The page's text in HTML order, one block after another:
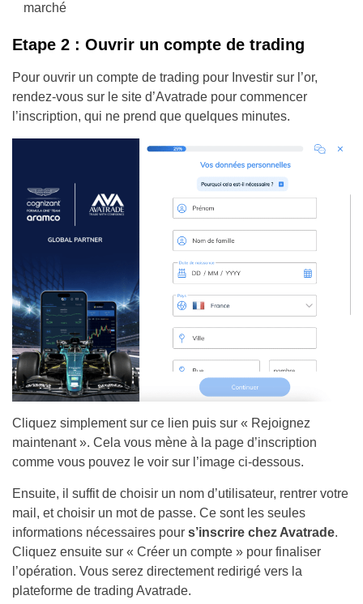
marché
Etape 2 : Ouvrir un compte de trading
Pour ouvrir un compte de trading pour Investir sur l’or,
rendez-vous sur le site d’Avatrade pour commencer
l’inscription, qui ne prend que quelques minutes.
Cliquez simplement sur ce lien puis sur « Rejoignez
maintenant ». Cela vous mène à la page d’inscription
comme vous pouvez le voir sur l’image ci-dessous.
Ensuite, il suffit de choisir un nom d’utilisateur, rentrer votre
mail, et choisir un mot de passe. Ce sont les seules
informations nécessaires pour s’inscrire chez Avatrade.
Cliquez ensuite sur « Créer un compte » pour finaliser
l’opération. Vous serez directement redirigé vers la
plateforme de trading Avatrade.